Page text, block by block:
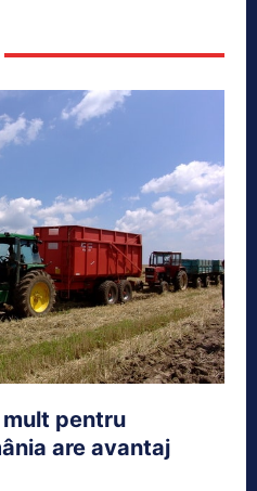
mult pentru
are avantaj